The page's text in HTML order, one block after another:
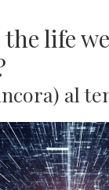
life
al